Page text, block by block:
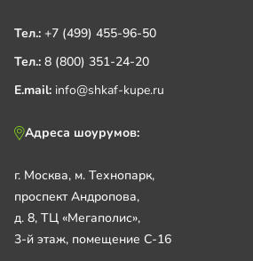
Тел.: +7 (499) 455-96-50
Тел.: 8 (800) 351-24-20
E.mail: info@shkaf-kupe.ru
Адреса шоурумов:
г. Москва, м. Технопарк,
проспект Андропова,
д. 8, ТЦ «Мегаполис»,
3-й этаж, помещение С-16